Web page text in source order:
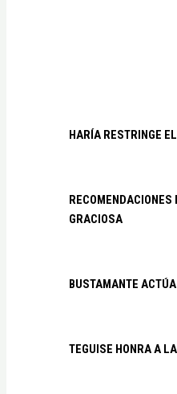
HARÍA RESTRINGE
GRACIOSA
BUSTAMANTE
TEGUISE HONRA A